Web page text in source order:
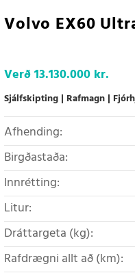
Volvo EX60
Verð13.130.000 kr.
Sjálfskipting Rafmagn
Afhending:
Birgðastaða:
Innrétting:
Litur:
Dráttargeta (kg):
Rafdrægni allt að (km):